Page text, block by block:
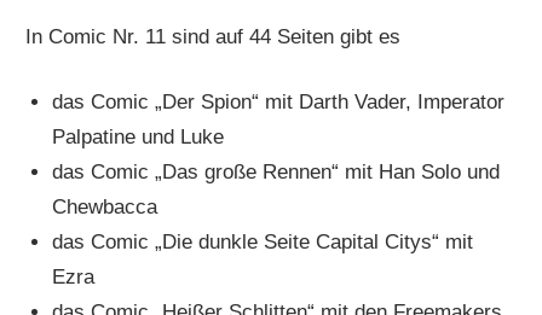
In Comic Nr. 11 sind auf 44 Seiten gibt es
das Comic „Der Spion“ mit Darth Vader, Imperator
Palpatine und Luke
das Comic „Das große Rennen“ mit Han Solo und
Chewbacca
das Comic „Die dunkle Seite Capital Citys“ mit
Ezra